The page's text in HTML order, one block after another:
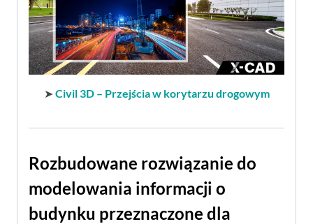
➤ Civil 3D – Przejścia w korytarzu drogowym
Rozbudowane rozwiązanie do
modelowania informacji o
budynku przeznaczone dla